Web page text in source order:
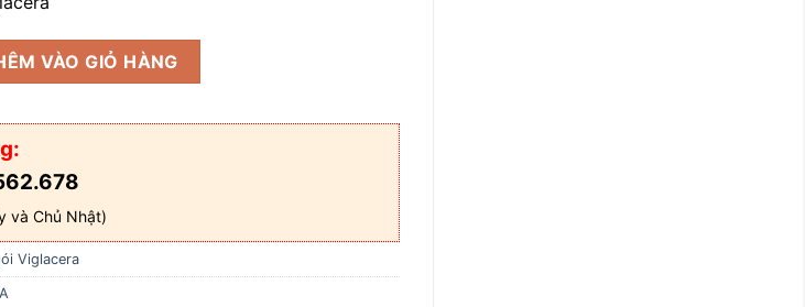
S08 số lượng
VÀO GIỎ HÀNG
và Chủ Nhật)
Viglacera